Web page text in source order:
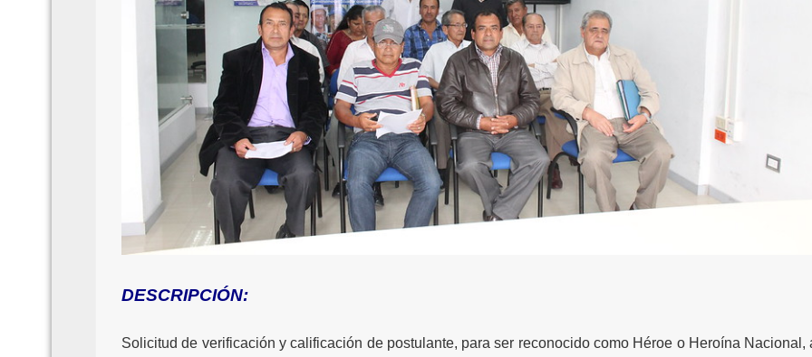
DESCRIPCIÓN:
Solicitud de verificación y calificación de postulante, para ser reconocido como Héroe o Heroína Nacional,